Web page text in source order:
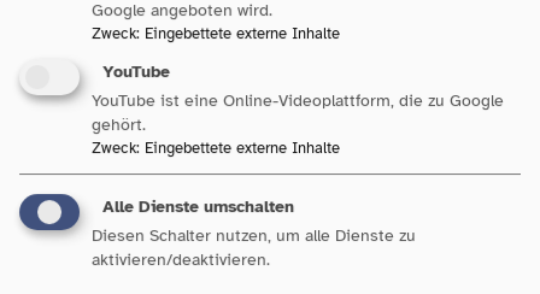
Württemberg
Unsere Bereiche
Google angeboten wird.
Zweck: Eingebettete externe Inhalte
YouTube
YouTube ist eine Online-Videoplattform, die zu Google
gehört.
Zweck: Eingebettete externe Inhalte
Alle Dienste umschalten
Diesen Schalter nutzen, um alle Dienste zu
aktivieren/deaktivieren.